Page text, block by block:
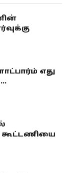
எது
கூட்டணியை